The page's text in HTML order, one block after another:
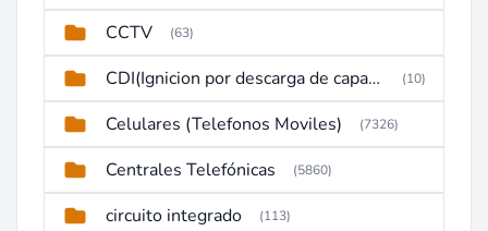
CCTV (63)
CDI(Ignicion por descarga de capacitor) (10)
Celulares (Telefonos Moviles) (7326)
Centrales Telefónicas (5860)
circuito integrado (113)